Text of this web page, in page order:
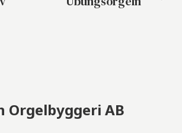
Orgelbyggeri AB